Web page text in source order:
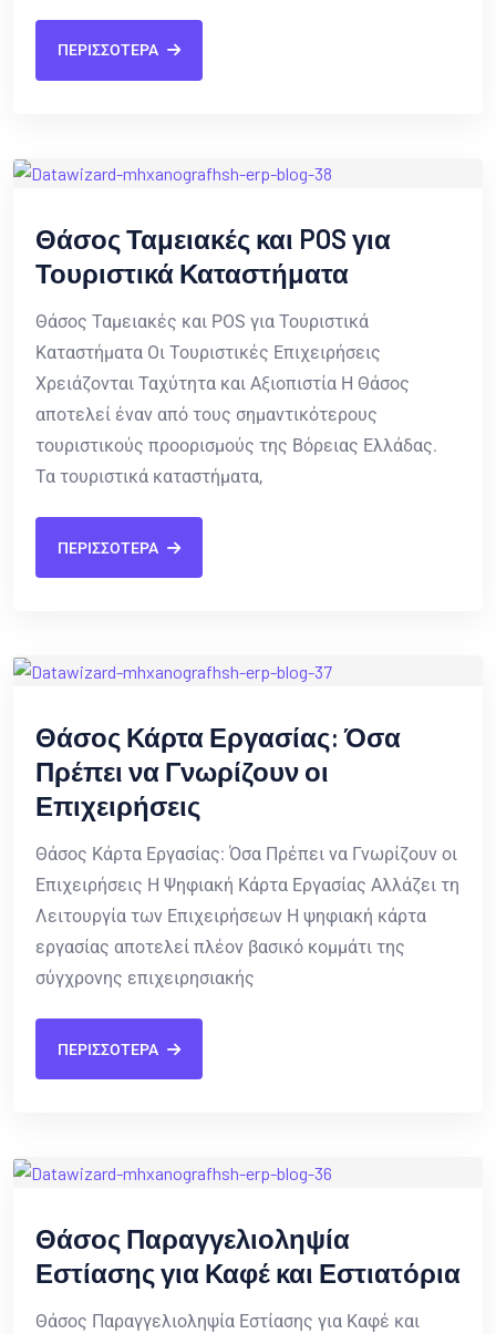
ΠΕΡΙΣΣΟΤΕΡΑ
Θάσος Ταμειακές και POS για
Τουριστικά Καταστήματα
Θάσος Ταμειακές και POS για Τουριστικά
Καταστήματα Οι Τουριστικές Επιχειρήσεις
Χρειάζονται Ταχύτητα και Αξιοπιστία Η Θάσος
αποτελεί έναν από τους σημαντικότερους
τουριστικούς προορισμούς της Βόρειας Ελλάδας.
Τα τουριστικά καταστήματα,
ΠΕΡΙΣΣΟΤΕΡΑ
Θάσος Κάρτα Εργασίας: Όσα
Πρέπει να Γνωρίζουν οι
Επιχειρήσεις
Θάσος Κάρτα Εργασίας: Όσα Πρέπει να Γνωρίζουν οι
Επιχειρήσεις Η Ψηφιακή Κάρτα Εργασίας Αλλάζει τη
Λειτουργία των Επιχειρήσεων Η ψηφιακή κάρτα
εργασίας αποτελεί πλέον βασικό κομμάτι της
σύγχρονης επιχειρησιακής
ΠΕΡΙΣΣΟΤΕΡΑ
Θάσος Παραγγελιοληψία
Εστίασης για Καφέ και Εστιατόρια
Θάσος Παραγγελιοληψία Εστίασης για Καφέ και